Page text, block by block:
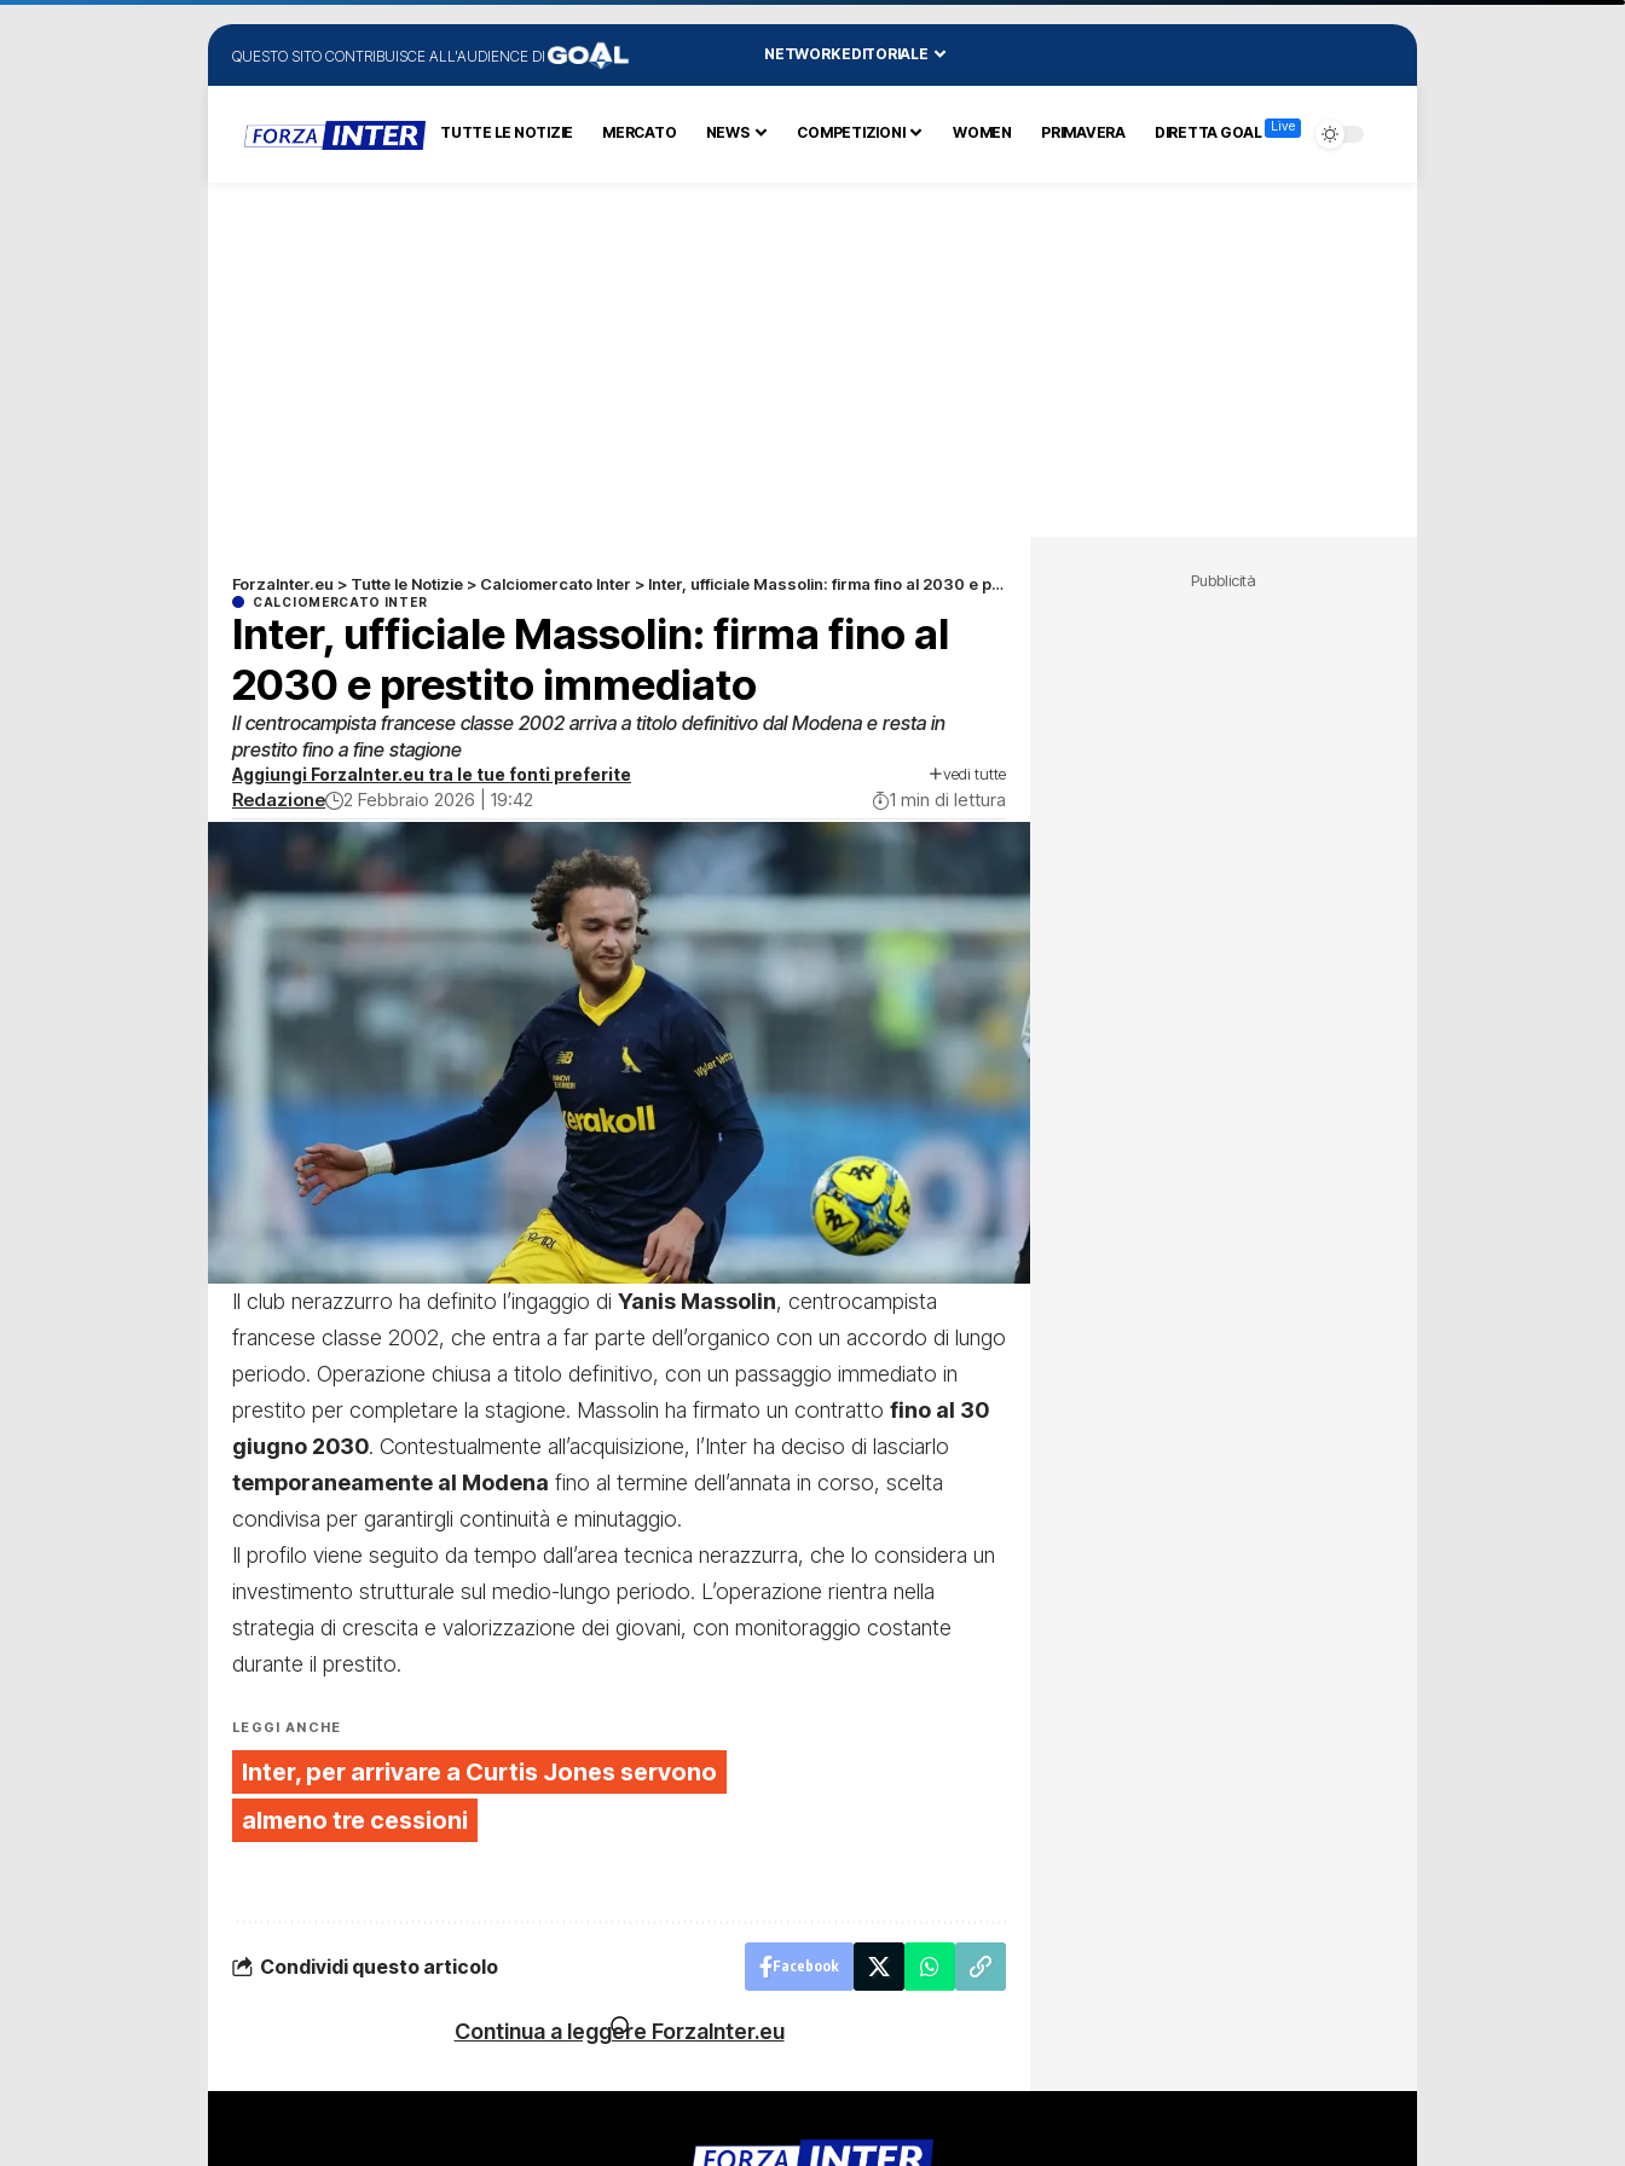
QUESTO SITO CONTRIBUISCE ALL'AUDIENCE DI NETWORK EDITORIALE
TUTTE LE NOTIZIE MERCATO NEWS COMPETIZIONI WOMEN PRIMAVERA DIRETTA GOAL Live
ForzaInter.eu > Tutte le Notizie > Calciomercato Inter > Inter, ufficiale Massolin: firma fino al 2030 e prestito immediato
CALCIOMERCATO INTER
Inter, ufficiale Massolin: firma fino al
2030 e prestito immediato
Il centrocampista francese classe 2002 arriva a titolo definitivo dal Modena e resta in
prestito fino a fine stagione
Aggiungi ForzaInter.eu tra le tue fonti preferite vedi tutte
Redazione 2 Febbraio 2026 | 19:42 1 min di lettura
Il club nerazzurro ha definito l’ingaggio di Yanis Massolin, centrocampista
francese classe 2002, che entra a far parte dell’organico con un accordo di lungo
periodo. Operazione chiusa a titolo definitivo, con un passaggio immediato in
prestito per completare la stagione. Massolin ha firmato un contratto fino al 30
giugno 2030. Contestualmente all’acquisizione, l’Inter ha deciso di lasciarlo
temporaneamente al Modena fino al termine dell’annata in corso, scelta
condivisa per garantirgli continuità e minutaggio.
Il profilo viene seguito da tempo dall’area tecnica nerazzurra, che lo considera un
investimento strutturale sul medio-lungo periodo. L’operazione rientra nella
strategia di crescita e valorizzazione dei giovani, con monitoraggio costante
durante il prestito.
LEGGI ANCHE
Inter, per arrivare a Curtis Jones servono
almeno tre cessioni
Condividi questo articolo Facebook
Continua a leggere ForzaInter.eu
Pubblicità